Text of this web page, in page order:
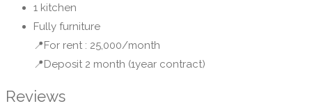
1 kitchen
Fully furniture
📍For rent : 25,000/month
📍Deposit 2 month (1year contract)
Reviews